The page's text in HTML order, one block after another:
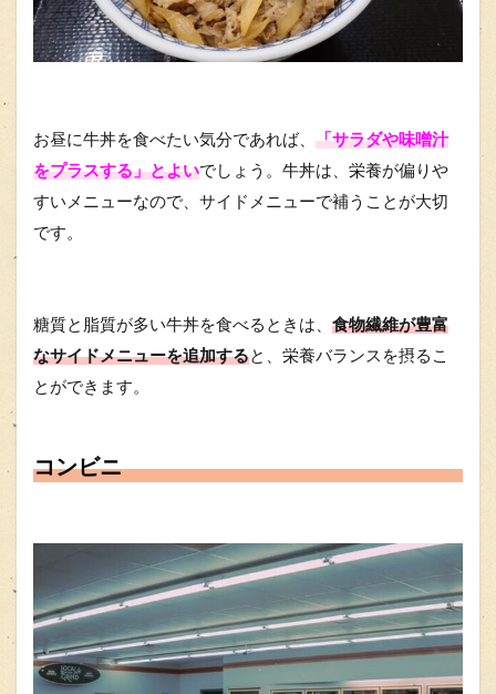
お昼に牛丼を食べたい気分であれば、 「サラダや味噌汁
をプラスする」とよいでしょう。牛丼は、栄養が偏りや
すいメニューなので、サイドメニューで補うことが大切
です。
糖質と脂質が多い牛丼を食べるときは、 食物繊維が豊富
なサイドメニューを追加すると、栄養バランスを摂るこ
とができます。
コンビニ